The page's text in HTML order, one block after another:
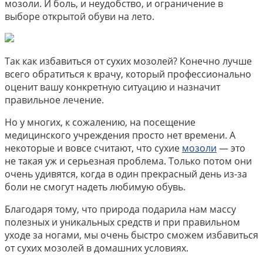
мозоли. И боль, и неудобство, и ограничение в
выборе открытой обуви на лето.
Так как избавиться от сухих мозолей? Конечно лучше
всего обратиться к врачу, который профессионально
оценит вашу конкретную ситуацию и назначит
правильное лечение.
Но у многих, к сожалению, на посещение
медицинского учреждения просто нет времени. А
некоторые и вовсе считают, что сухие мозоли — это
не такая уж и серьезная проблема. Только потом они
очень удивятся, когда в один прекрасный день из-за
боли не смогут надеть любимую обувь.
Благодаря тому, что природа подарила нам массу
полезных и уникальных средств и при правильном
уходе за ногами, мы очень быстро сможем избавиться
от сухих мозолей в домашних условиях.